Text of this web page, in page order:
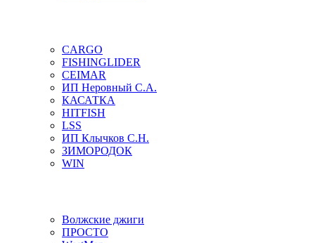
CARGO
FISHINGLIDER
CEIMAR
ИП Неровный С.А.
КАСАТКА
HITFISH
LSS
ИП Клычков С.Н.
ЗИМОРОДОК
WIN
Волжские джиги
ПРОСТО